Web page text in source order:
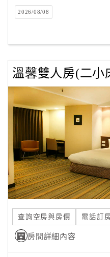
戶
客
服
聯
單
Line
線
上
客
服
紅
利
查
2026/08/08
溫馨雙人房(二小
查詢空房與房價 電話訂
房間詳細內容